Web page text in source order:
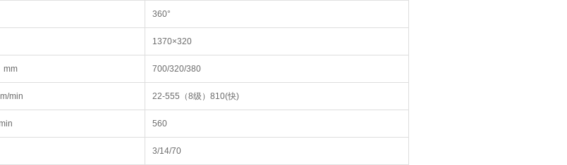
360°
1370×320
mm 700/320/380
min 22-555（8级）810(快)
560
3/14/70